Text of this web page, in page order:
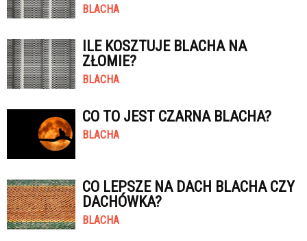
BLACHA
ILE KOSZTUJE BLACHA NA
ZŁOMIE?
BLACHA
CO TO JEST CZARNA BLACHA?
BLACHA
CO LEPSZE NA DACH BLACHA CZY
DACHÓWKA?
BLACHA